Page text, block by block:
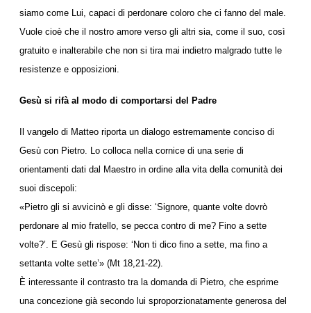
siamo come Lui, capaci di perdonare coloro che ci fanno del male.
Vuole cioè che il nostro amore verso gli altri sia, come il suo, così
gratuito e inalterabile che non si tira mai indietro malgrado tutte le
resistenze e opposizioni.
Gesù si rifà al modo di comportarsi del Padre
Il vangelo di Matteo riporta un dialogo estremamente conciso di
Gesù con Pietro. Lo colloca nella cornice di una serie di
orientamenti dati dal Maestro in ordine alla vita della comunità dei
suoi discepoli:
«Pietro gli si avvicinò e gli disse: ‘Signore, quante volte dovrò
perdonare al mio fratello, se pecca contro di me? Fino a sette
volte?’. E Gesù gli rispose: ‘Non ti dico fino a sette, ma fino a
settanta volte sette’» (Mt 18,21-22).
È interessante il contrasto tra la domanda di Pietro, che esprime
una concezione già secondo lui sproporzionatamente generosa del